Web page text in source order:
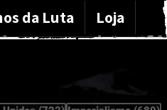
da Luta Loja